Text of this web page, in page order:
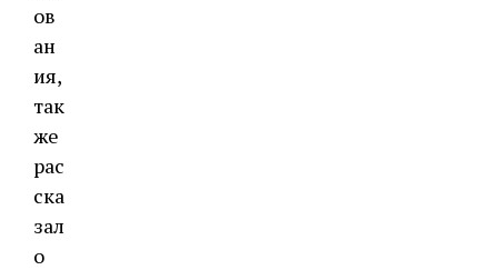
ов
ан
ия,
так
же
рас
ска
зал
о